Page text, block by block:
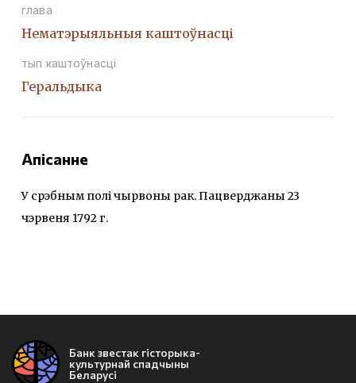
глава
Нематэрыяльныя каштоўнасці
тып каштоўнасці
Геральдыка
Апісанне
У срэбным полі чырвоны рак. Пацверджаны 23
чэрвеня 1792 г.
Банк звестак гісторыка-
культурнай спадчыны
Беларусі